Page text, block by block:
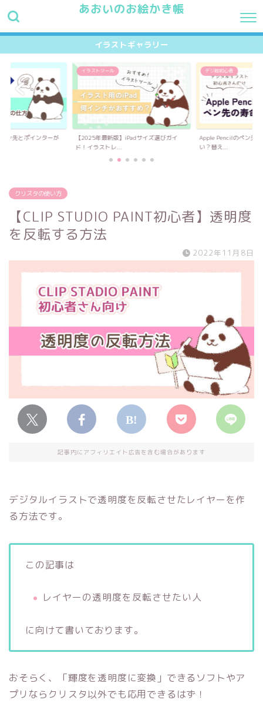
あおいのお絵かき帳
HOME イラス
イラストギャラリー
ン先とポインターが
イラストツール
【2025年最新版】iPadサイズ選びガイ
ド！イラストレ...
デジ絵初心者
Apple Pencilのペン先
い？替え...
クリスタの使い方
【CLIP STUDIO PAINT初心者】透明度
を反転する方法
2022年11月8日
記事内にアフィリエイト広告を含む場合があります
デジタルイラストで透明度を反転させたレイヤーを作
る方法です。
この記事は
レイヤーの透明度を反転させたい人
に向けて書いております。
おそらく、「輝度を透明度に変換」できるソフトやア
プリならクリスタ以外でも応用できるはず！